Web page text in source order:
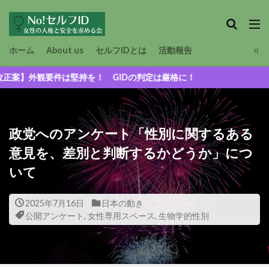
ホーム About us セルフIDとは 活動報告
は堅持を！ GIDの判定は厳格に！
政党へのアンケート「性別に関するある
意見を、差別と判断するかどうか」につ
いて
2025年7月16日
日本の動き
公開アンケート, 女性専用スペース, 生物学的性別